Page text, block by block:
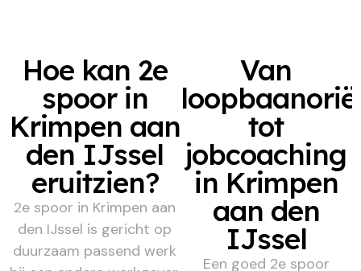
Hoe kan 2e
spoor in
Krimpen aan
den IJssel
eruitzien?
2e spoor in Krimpen aan
den IJssel is gericht op
duurzaam passend werk
Van
tot
jobcoaching
in Krimpen
aan den
IJssel
Een goed 2e spoor